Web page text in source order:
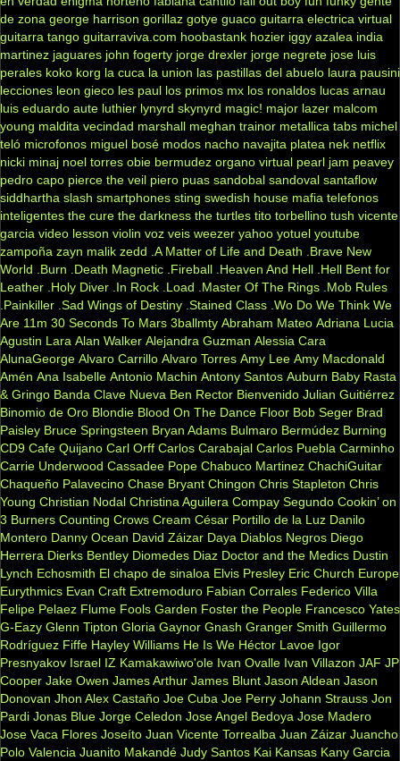
de zona george harrison gorillaz gotye guaco guitarra electrica virtual
guitarra tango guitarraviva.com hoobastank hozier iggy azalea india
martinez jaguares john fogerty jorge drexler jorge negrete jose luis
perales koko korg la cuca la union las pastillas del abuelo laura pausini
lecciones leon gieco les paul los primos mx los ronaldos lucas arnau
luis eduardo aute luthier lynyrd skynyrd magic! major lazer malcom
young maldita vecindad marshall meghan trainor metallica tabs michel
teló microfonos miguel bosé modos nacho navajita platea nek netflix
nicki minaj noel torres obie bermudez organo virtual pearl jam peavey
pedro capo pierce the veil piero puas sandobal sandoval santaflow
siddhartha slash smartphones sting swedish house mafia telefonos
inteligentes the cure the darkness the turtles tito torbellino tush vicente
garcia video lesson violin voz veis weezer yahoo yotuel youtube
zampoña zayn malik zedd .A Matter of Life and Death
.Brave New
World
.Burn .Death Magnetic .Fireball .Heaven And Hell .Hell Bent for
Leather .Holy Diver .In Rock .Load .Master Of The Rings .Mob Rules
.Painkiller .Sad Wings of Destiny .Stained Class .Wo Do We Think We
Are 11m 30 Seconds To Mars 3ballmty Abraham Mateo Adriana Lucia
Agustin Lara Alan Walker Alejandra Guzman Alessia Cara
AlunaGeorge Alvaro Carrillo Alvaro Torres Amy Lee Amy Macdonald
Amén Ana Isabelle Antonio Machin Antony Santos Auburn Baby Rasta
& Gringo Banda Clave Nueva Ben Rector Bienvenido Julian Guitiérrez
Binomio de Oro Blondie Blood On The Dance Floor Bob Seger Brad
Paisley Bruce Springsteen Bryan Adams Bulmaro Bermúdez Burning
CD9 Cafe Quijano Carl Orff Carlos Carabajal Carlos Puebla Carminho
Carrie Underwood Cassadee Pope Chabuco Martinez ChachiGuitar
Chaqueño Palavecino Chase Bryant Chingon Chris Stapleton Chris
Young Christian Nodal Christina Aguilera Compay Segundo Cookin’ on
3 Burners Counting Crows Cream César Portillo de la Luz Danilo
Montero Danny Ocean David Záizar Daya Diablos Negros Diego
Herrera Dierks Bentley Diomedes Diaz Doctor and the Medics Dustin
Lynch Echosmith El chapo de sinaloa Elvis Presley Eric Church Europe
Eurythmics Evan Craft Extremoduro Fabian Corrales Federico Villa
Felipe Pelaez Flume Fools Garden Foster the People Francesco Yates
G-Eazy Glenn Tipton Gloria Gaynor Gnash Granger Smith Guillermo
Rodríguez Fiffe Hayley Williams He Is We Héctor Lavoe Igor
Presnyakov Israel IZ Kamakawiwo'ole Ivan Ovalle Ivan Villazon JAF JP
Cooper Jake Owen James Arthur James Blunt Jason Aldean Jason
Donovan Jhon Alex Castaño Joe Cuba Joe Perry Johann Strauss Jon
Pardi Jonas Blue Jorge Celedon Jose Angel Bedoya Jose Madero
Jose Vaca Flores Joseíto Juan Vicente Torrealba Juan Záizar Juancho
Polo Valencia Juanito Makandé Judy Santos Kai Kansas Kany Garcia